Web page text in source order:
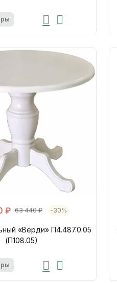
₽ 63 440 ₽ -30%
«Верди» П4.487.0.05
(П108.05)